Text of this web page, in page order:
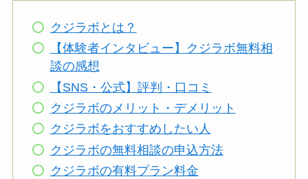
クジラボとは？
【体験者インタビュー】クジラボ無料相
談の感想
【SNS・公式】評判・口コミ
クジラボのメリット・デメリット
クジラボをおすすめしたい人
クジラボの無料相談の申込方法
クジラボの有料プラン料金